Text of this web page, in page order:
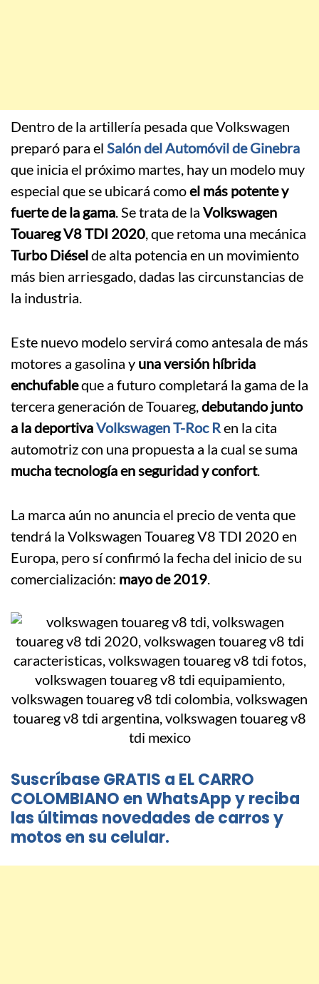
Dentro de la artillería pesada que Volkswagen
preparó para el Salón del Automóvil de Ginebra
que inicia el próximo martes, hay un modelo muy
especial que se ubicará comoel más potente y
fuerte de la gama. Se trata de la Volkswagen
Touareg V8 TDI 2020, que retoma una mecánica
Turbo Diéselde alta potencia en un movimiento
más bien arriesgado, dadas las circunstancias de
la industria.
Este nuevo modelo servirá como antesala de más
motores a gasolina y una versión híbrida
enchufableque a futuro completará la gama de la
tercera generación de Touareg,debutando junto
a la deportivaVolkswagen T-Roc Ren la cita
automotriz con una propuesta a la cual se suma
mucha tecnología en seguridad y confort.
La marca aún no anuncia el precio de venta que
tendrá la Volkswagen Touareg V8 TDI 2020 en
Europa, pero sí confirmó la fecha del inicio de su
comercialización: mayo de 2019.
Suscríbase GRATIS a EL CARRO
COLOMBIANO en WhatsApp y reciba
las últimas novedades de carros y
motos en su celular.